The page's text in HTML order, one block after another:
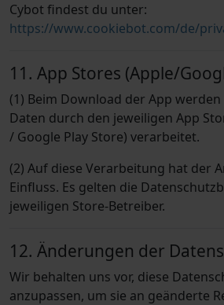
Cybot findest du unter:
https://www.cookiebot.com/de/
11. App Stores (Apple/
(1) Beim Download der App
Daten durch den jeweiligen App
/ Google Play Store) verarbeitet.
(2) Auf diese Verarbeitung hat der
Einfluss. Es gelten die
jeweiligen Store-Betreiber.
12. Änderungen der
Wir behalten uns vor, diese
anzupassen, um sie an geänderte